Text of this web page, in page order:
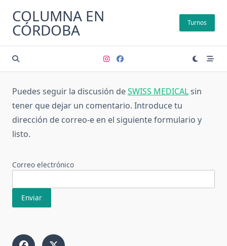
contenido
COLUMNA EN
CÓRDOBA Turnos
Puedes seguir la discusión deSWISS MEDICALsin
tener que dejar un comentario. Introduce tu
dirección de correo-e en el siguiente formulario y
listo.
Correo electrónico